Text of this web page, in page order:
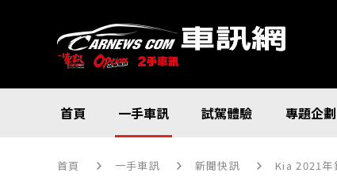
首頁 一手車訊 試駕體驗 專題企劃
首頁 一手車訊 新聞快訊 Kia 2021年